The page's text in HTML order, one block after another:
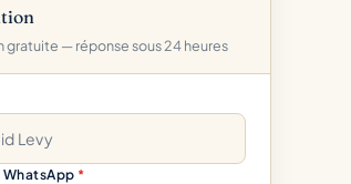
gratuite — réponse sous 24 heures
WhatsApp *